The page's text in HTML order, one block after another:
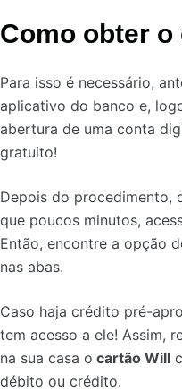
Como obter
Para isso é necessário,
aplicativo do banco e,
abertura de uma conta
gratuito!
Depois do procedimento,
que poucos minutos,
Então, encontre a opção
nas abas.
Caso haja crédito pré-
tem acesso a ele! Assim,
na sua casa o cartão Will
débito ou crédito.